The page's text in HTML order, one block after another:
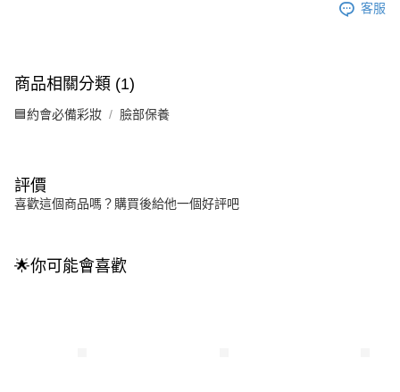
客服
商品相關分類 (1)
🟦約會必備彩妝 臉部保養
評價
喜歡這個商品嗎？購買後給他一個好評吧
🌟你可能會喜歡